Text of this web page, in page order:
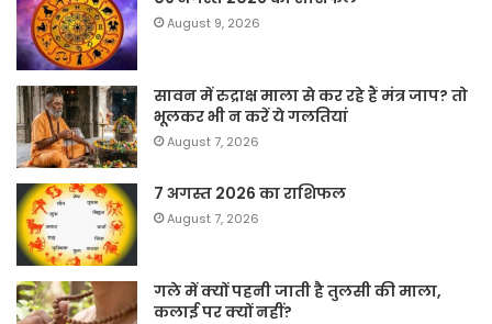
August 9, 2026
सावन में रुद्राक्ष माला से कर रहे हैं मंत्र जाप? तो
भूलकर भी न करें ये गलतियां
August 7, 2026
7 अगस्त 2026 का राशिफल
August 7, 2026
गले में क्यों पहनी जाती है तुलसी की माला,
कलाई पर क्यों नहीं?